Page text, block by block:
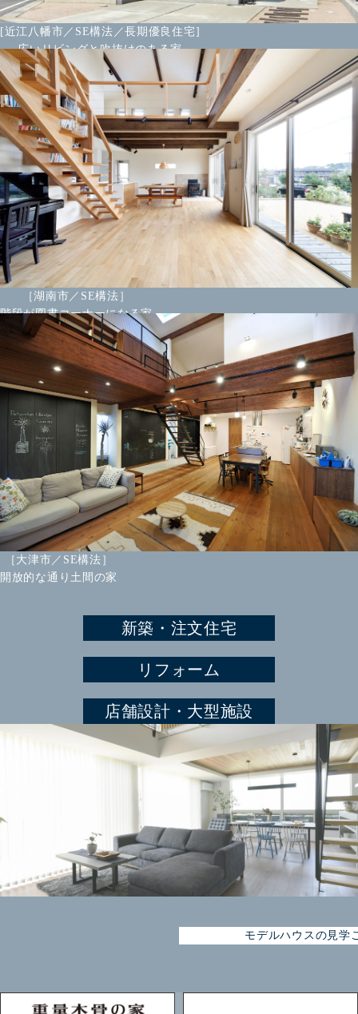
[近江八幡市／SE構法／長期優良住宅]
広いリビングと吹抜けのある家
［湖南市／SE構法］
階段が図書コーナーになる家
［大津市／SE構法］
開放的な通り土間の家
新築・注文住宅
リフォーム
店舗設計・大型施設
モデルハウスの見学